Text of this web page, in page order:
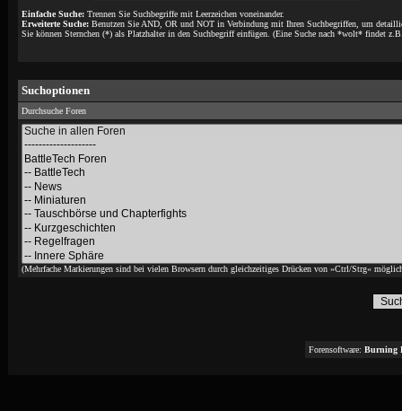
Einfache Suche: Trennen Sie Suchbegriffe mit Leerzeichen voneinander.
Erweiterte Suche: Benutzen Sie AND, OR und NOT in Verbindung mit Ihren Suchbegriffen, um
Sie können Sternchen (*) als Platzhalter in den Suchbegriff einfügen. (Eine Suche nach *wolt* findet
Suchoptionen
Durchsuche Foren
(Mehrfache Markierungen sind bei vielen Browsern durch gleichzeitiges Drücken von »Ctrl/Strg«
Forensoftware: Burning